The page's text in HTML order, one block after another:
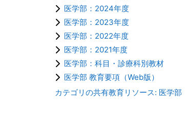
医学部：2024年度
医学部：2023年度
医学部：2022年度
医学部：2021年度
医学部：科目・診療科別教材
医学部 教育要項（Web版）
カテゴリの共有教育リソース: 医学部